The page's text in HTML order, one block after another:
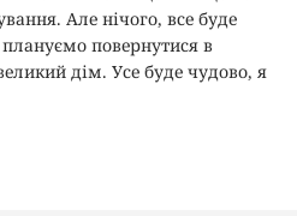
Але нічого, все буде
повернутися в
дім. Усе буде чудово, я